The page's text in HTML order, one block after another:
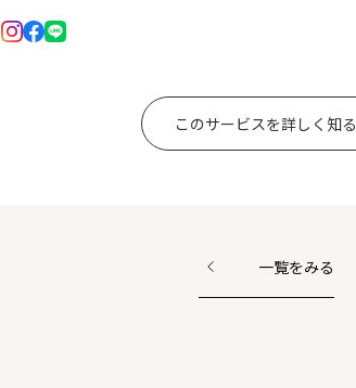
このサービスを詳しく知る
一覧をみる